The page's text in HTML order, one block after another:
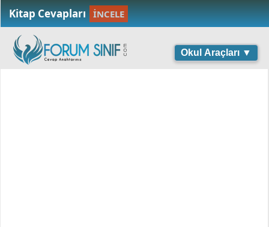
Kitap Cevapları İNCELE
Okul Araçları ▼